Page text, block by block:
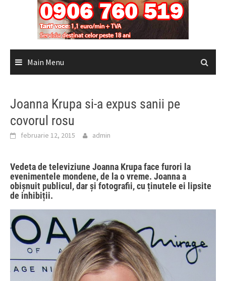
Main Menu
Joanna Krupa si-a expus sanii pe
covorul rosu
februarie 12, 2015 admin
Vedeta de televiziune Joanna Krupa face furori la
evenimentele mondene, de la o vreme. Joanna a
obișnuit publicul, dar și fotografii, cu ținutele ei lipsite
de inhibiții.